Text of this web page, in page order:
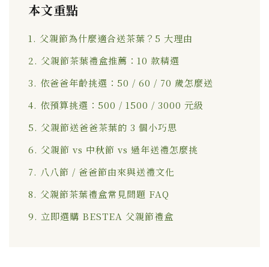
本文重點
1. 父親節為什麼適合送茶葉？5 大理由
2. 父親節茶葉禮盒推薦：10 款精選
3. 依爸爸年齡挑選：50 / 60 / 70 歲怎麼送
4. 依預算挑選：500 / 1500 / 3000 元級
5. 父親節送爸爸茶葉的 3 個小巧思
6. 父親節 vs 中秋節 vs 過年送禮怎麼挑
7. 八八節 / 爸爸節由來與送禮文化
8. 父親節茶葉禮盒常見問題 FAQ
9. 立即選購 BESTEA 父親節禮盒